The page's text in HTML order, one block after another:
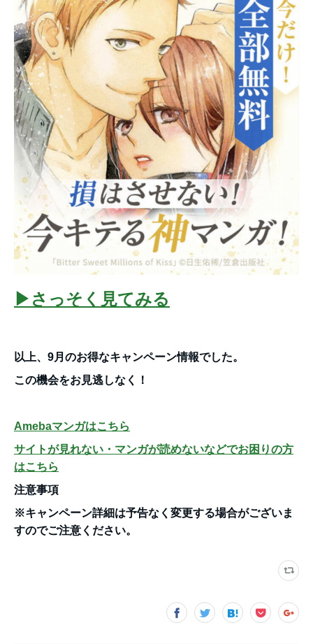
▶︎さっそく見てみる
以上、9月のお得なキャンペーン情報でした。
この機会をお見逃しなく！
Amebaマンガはこちら
サイトが見れない・マンガが読めないなどでお困りの方
はこちら
注意事項
※キャンペーン詳細は予告なく変更する場合がございま
すのでご注意ください。